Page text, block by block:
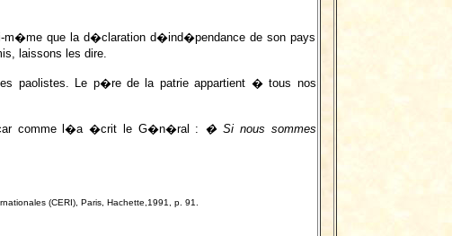
m�me que la d�claration d�ind�pendance de son pays
laissons les dire.
paolistes. Le p�re de la patrie appartient � tous nos
car comme l�a �crit le G�n�ral : � Si nous sommes
(CERI), Paris, Hachette,1991, p. 91.